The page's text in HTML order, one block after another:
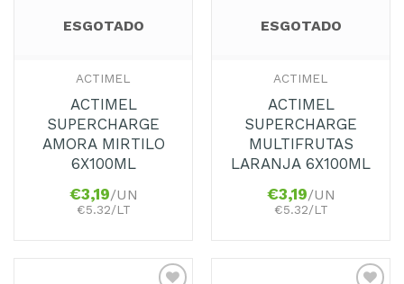
ESGOTADO
ACTIMEL
ACTIMEL
SUPERCHARGE
AMORA MIRTILO
6X100ML
€3,19/UN
€5.32/LT
ESGOTADO
ACTIMEL
ACTIMEL
SUPERCHARGE
MULTIFRUTAS
LARANJA 6X100ML
€3,19/UN
€5.32/LT